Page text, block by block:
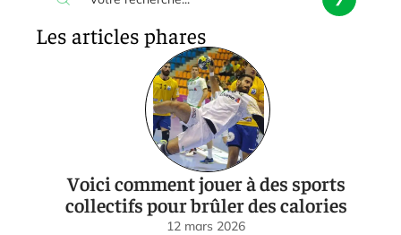
Les articles phares
Voici comment jouer à des sports
collectifs pour brûler des calories
12 mars 2026